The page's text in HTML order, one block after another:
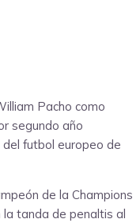
Pacho como
segundo año
futbol europeo de
de la Champions
tanda de penaltis al